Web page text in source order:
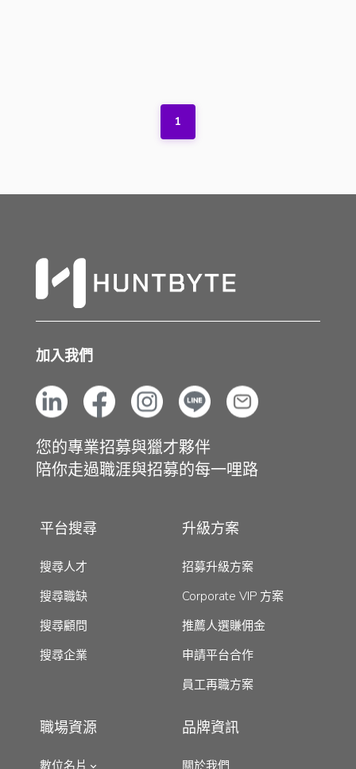
1
加入我們
您的專業招募與獵才夥伴
陪你走過職涯與招募的每一哩路
平台搜尋
搜尋人才
搜尋職缺
搜尋顧問
搜尋企業
升級方案
招募升級方案
Corporate VIP 方案
推薦人選賺佣金
申請平台合作
員工再職方案
職場資源
數位名片
品牌資訊
關於我們